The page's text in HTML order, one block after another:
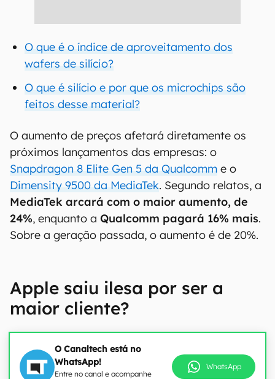
O que é o índice de aproveitamento dos
wafers de silício?
O que é silício e por que os microchips são
feitos desse material?
O aumento de preços afetará diretamente os
próximos lançamentos das empresas: o
Snapdragon 8 Elite Gen 5 da Qualcomm e o
Dimensity 9500 da MediaTek. Segundo relatos, a
MediaTek arcará com o maior aumento, de
24%, enquanto a Qualcomm pagará 16% mais.
Sobre a geração passada, o aumento é de 20%.
Apple saiu ilesa por ser a
maior cliente?
O Canaltech está no
WhatsApp!
Entre no canal e acompanhe
WhatsApp